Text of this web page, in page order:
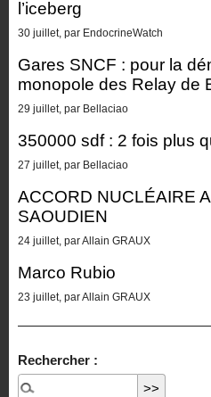
l’iceberg
30 juillet, par EndocrineWatch
Gares SNCF : pour la
monopole des Relay de
29 juillet, par Bellaciao
350000 sdf : 2 fois plus
27 juillet, par Bellaciao
ACCORD NUCLÉAIRE
SAOUDIEN
24 juillet, par Allain GRAUX
Marco Rubio
23 juillet, par Allain GRAUX
Rechercher :